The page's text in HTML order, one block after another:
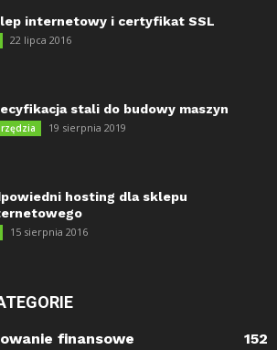
internetowy i certyfikat SSL
22 lipca 2016
stali do budowy maszyn
19 sierpnia 2019
hosting dla sklepu
15 sierpnia 2016
finansowe
152